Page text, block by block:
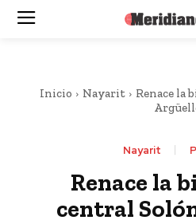
Inicio Nayarit
Renace la
Nayarit
Renace la
central